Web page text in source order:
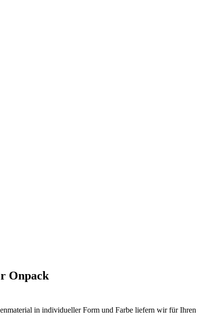
Onpack
in individueller Form und Farbe liefern wir für Ihren